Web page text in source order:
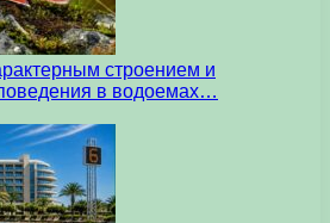
строением и
в водоемах…